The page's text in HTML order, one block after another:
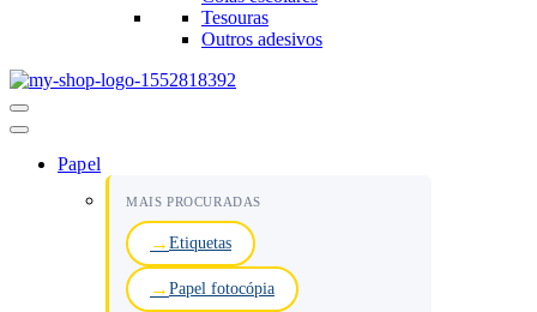
Tesouras
Outros adesivos
Menu
de
Papel
MAIS PROCURADAS
Etiquetas
Papel fotocópia